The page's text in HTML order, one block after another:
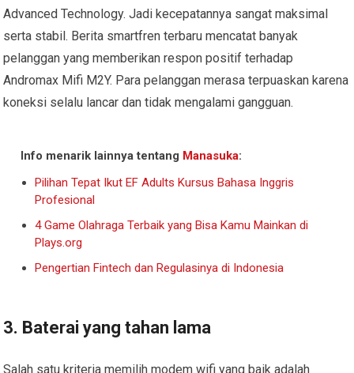
Advanced Technology. Jadi kecepatannya sangat maksimal
serta stabil. Berita smartfren terbaru mencatat banyak
pelanggan yang memberikan respon positif terhadap
Andromax Mifi M2Y. Para pelanggan merasa terpuaskan karena
koneksi selalu lancar dan tidak mengalami gangguan.
Info menarik lainnya tentang Manasuka:
Pilihan Tepat Ikut EF Adults Kursus Bahasa Inggris
Profesional
4 Game Olahraga Terbaik yang Bisa Kamu Mainkan di
Plays.org
Pengertian Fintech dan Regulasinya di Indonesia
3. Baterai yang tahan lama
Salah satu kriteria memilih modem wifi yang baik adalah